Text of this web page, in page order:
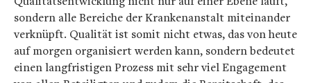
sondern alle Bereiche der Krankenanstalt miteinander
verknüpft. Qualität ist somit nicht etwas, das von heute
auf morgen organisiert werden kann, sondern bedeutet
einen langfristigen Prozess mit sehr viel Engagement